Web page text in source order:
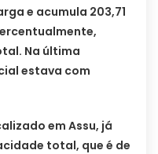
e acumula 203,71
Na última
estava com
em Assu, já
total, que é de